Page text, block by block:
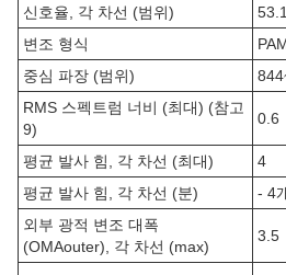
신호율, 각 차선 (범위)
변조 형식
중심 파장 (범위)
RMS 스펙트럼 너비 (최대) (참고
9)
0.6
평균 발사 힘, 각 차선 (최대) 4
평균 발사 힘, 각 차선 (분)
- 4
외부 광적 변조 대폭
(OMAouter), 각 차선 (max)
3.5